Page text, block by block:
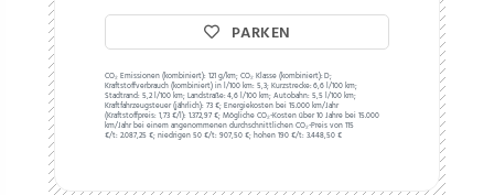
PARKEN
CO₂ Emissionen (kombiniert): 121 g/km;CO₂ Klasse (kombiniert): D;
Kraftstoffverbrauch (kombiniert) in l/100 km: 5,3;Kurzstrecke: 6,6 l/100 km;
Stadtrand: 5,2 l/100 km;Landstraße: 4,6 l/100 km;Autobahn: 5,5 l/100 km;
Kraftfahrzeugsteuer (jährlich): 73 €;Energiekosten bei 15.000 km/Jahr
(Kraftstoffpreis: 1,73€/l): 1.372,97 €;Mögliche CO₂-Kosten über 10 Jahre bei 15.000
km/Jahr bei einem angenommenen durchschnittlichen CO₂-Preis von 115
€/t: 2.087,25 €; niedrigen 50 €/t: 907,50 €; hohen 190 €/t: 3.448,50 €